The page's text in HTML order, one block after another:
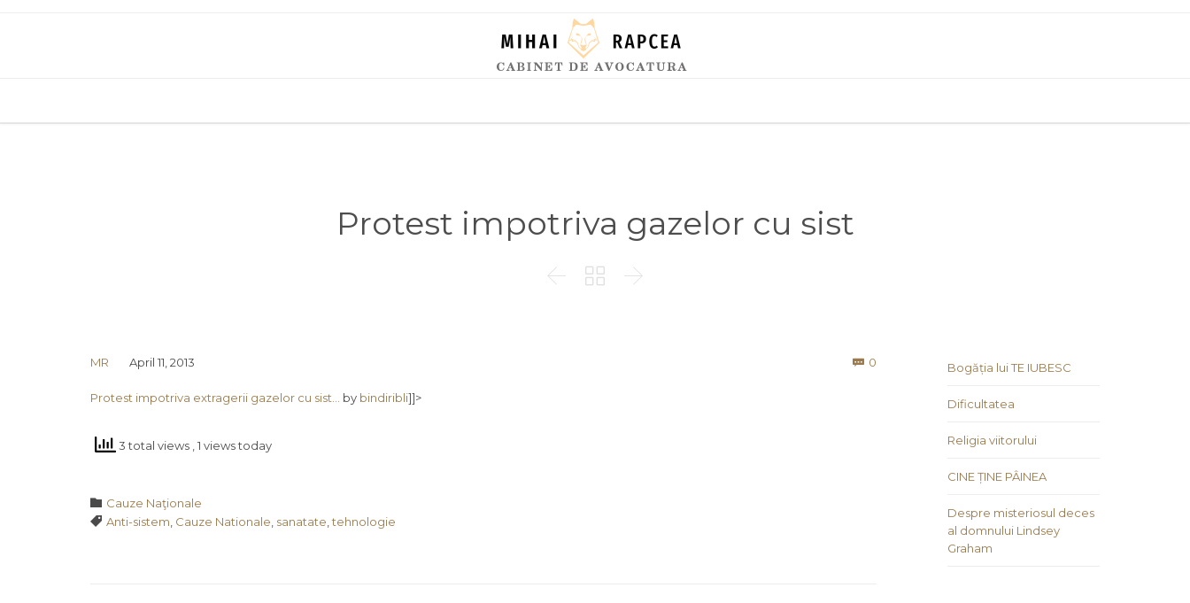
content
Protest impotriva gazelor cu sist
  
MR April 11, 2013  0
Protest impotriva extragerii gazelor cu sist… by bindiribli]]>
3 total views , 1 views today
 Category
Cauze Naţionale
 Tags
Anti-sistem Cauze Nationale sanatate ,tehnologie
Bogăția lui TE IUBESC
Dificultatea
Religia viitorului
CINE ȚINE PÂINEA
Despre misteriosul deces
al domnului Lindsey
Graham